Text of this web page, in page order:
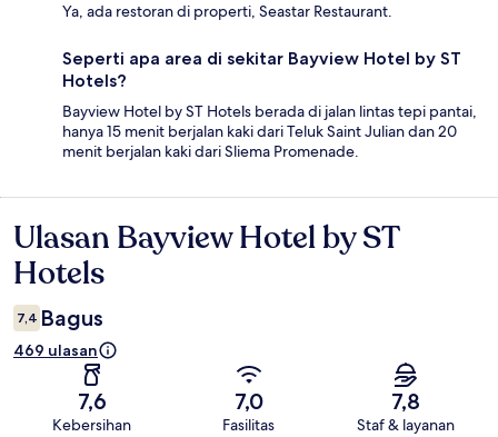
Ya, ada restoran di properti, Seastar Restaurant.
Seperti apa area di sekitar Bayview Hotel by ST
Hotels?
Bayview Hotel by ST Hotels berada di jalan lintas tepi pantai,
hanya 15 menit berjalan kaki dari Teluk Saint Julian dan 20
menit berjalan kaki dari Sliema Promenade.
Ulasan
Ulasan Bayview Hotel by ST
Hotels
7,4 Bagus
469 ulasan
7,6
Kebersihan
7,0
Fasilitas
7,8
Staf & layanan